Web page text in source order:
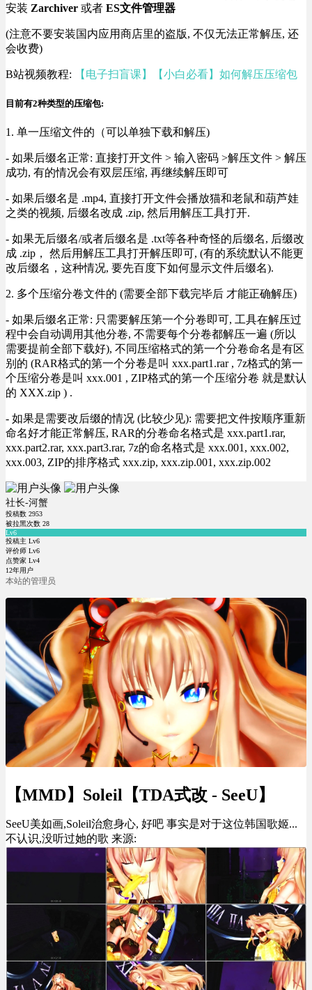
安装 Zarchiver 或者 ES文件管理器
(注意不要安装国内应用商店里的盗版, 不仅无法正常解压, 还
会收费)
B站视频教程: 【电子扫盲课】【小白必看】如何解压压缩包
目前有2种类型的压缩包:
1. 单一压缩文件的（可以单独下载和解压)
- 如果后缀名正常: 直接打开文件 > 输入密码 >解压文件 > 解压
成功, 有的情况会有双层压缩, 再继续解压即可
- 如果后缀名是 .mp4, 直接打开文件会播放猫和老鼠和葫芦娃
之类的视频, 后缀名改成 .zip, 然后用解压工具打开.
- 如果无后缀名/或者后缀名是 .txt等各种奇怪的后缀名, 后缀改
成 .zip， 然后用解压工具打开解压即可, (有的系统默认不能更
改后缀名，这种情况, 要先百度下如何显示文件后缀名).
2. 多个压缩分卷文件的 (需要全部下载完毕后 才能正确解压)
- 如果后缀名正常: 只需要解压第一个分卷即可, 工具在解压过
程中会自动调用其他分卷, 不需要每个分卷都解压一遍 (所以
需要提前全部下载好), 不同压缩格式的第一个分卷命名是有区
别的 (RAR格式的第一个分卷是叫 xxx.part1.rar , 7z格式的第一
个压缩分卷是叫 xxx.001 , ZIP格式的第一个压缩分卷 就是默认
的 XXX.zip ) .
- 如果是需要改后缀的情况 (比较少见): 需要把文件按顺序重新
命名好才能正常解压, RAR的分卷命名格式是 xxx.part1.rar,
xxx.part2.rar, xxx.part3.rar, 7z的命名格式是 xxx.001, xxx.002,
xxx.003, ZIP的排序格式 xxx.zip, xxx.zip.001, xxx.zip.002
社长-河蟹
投稿数 2953
被拉黑次数 28
Lv6
投稿主 Lv6
评价师 Lv6
点赞家 Lv4
12年用户
本站的管理员
【MMD】Soleil【TDA式改 - SeeU】
SeeU美如画,Soleil治愈身心, 好吧 事实是对于这位韩国歌姬...
不认识,没听过她的歌 来源: